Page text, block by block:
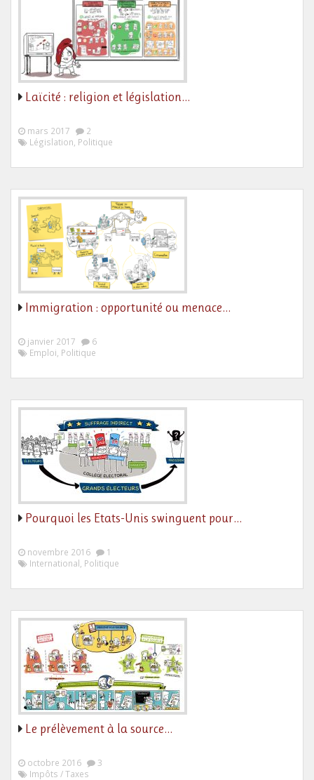
Laïcité : religion et législation…
mars 2017
2
Législation, Politique
Immigration : opportunité ou menace…
janvier 2017
6
Emploi, Politique
Pourquoi les Etats-Unis swinguent pour…
novembre 2016
1
International, Politique
Le prélèvement à la source…
octobre 2016
3
Impôts / Taxes